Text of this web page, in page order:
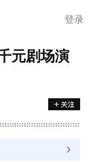
登录
元剧场演